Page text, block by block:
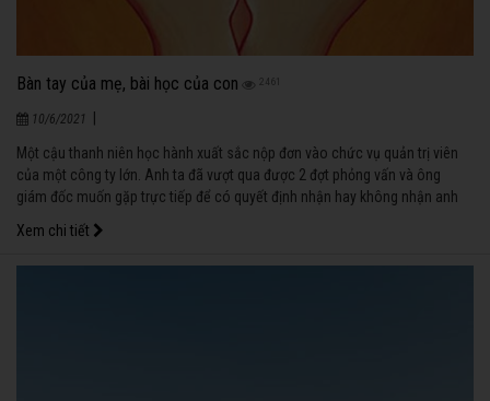
Bàn tay của mẹ, bài học của con 2461
10/6/2021
Một cậu thanh niên học hành xuất sắc nộp đơn vào chức vụ quản trị viên
của một công ty lớn. Anh ta đã vượt qua được 2 đợt phỏng vấn và ông
giám đốc muốn gặp trực tiếp để có quyết định nhận hay không nhận anh
vào. Ông giám đốc thấy học bạ của chàng thanh niên, tất cả đều tốt, từ bậc
trung học đến các chương trình nghiên cứu sau đại học cũng đều xuất sắc,
không năm nào mà anh không hoàn thành vượt bậc.
Xem chi tiết